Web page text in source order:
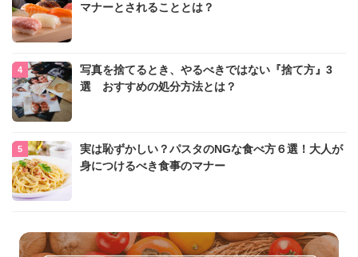
マナーとされることとは？
写真を捨てるとき、やるべきではない『捨て方』3
選 おすすめの処分方法とは？
実は恥ずかしい？パスタのNGな食べ方６選！大人が
身につけるべき食事のマナー